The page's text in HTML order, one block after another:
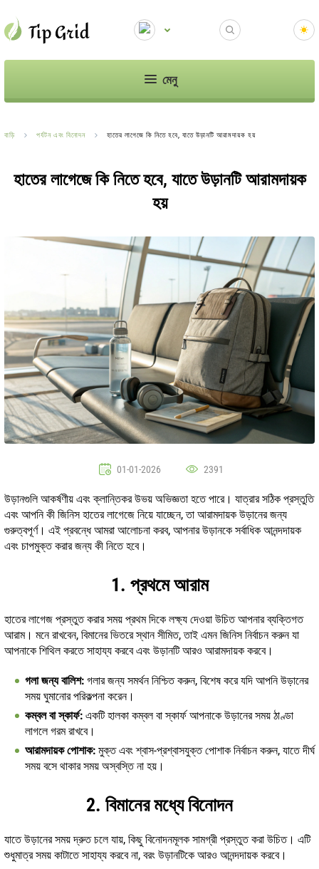
মেনু
বাড়ি পর্যটন এবং বিনোদন হাতের লাগেজে কি নিতে হবে, যাতে উড়ানটি আরামদায়ক হয়
হাতের লাগেজে কি নিতে হবে, যাতে উড়ানটি আরামদায়ক
হয়
01-01-2026 2391
উড়ানগুলি আকর্ষণীয় এবং ক্লান্তিকর উভয় অভিজ্ঞতা হতে পারে। যাত্রার সঠিক প্রস্তুতি
এবং আপনি কী জিনিস হাতের লাগেজে নিয়ে যাচ্ছেন, তা আরামদায়ক উড়ানের জন্য
গুরুত্বপূর্ণ। এই প্রবন্ধে আমরা আলোচনা করব, আপনার উড়ানকে সর্বাধিক আনন্দদায়ক
এবং চাপমুক্ত করার জন্য কী নিতে হবে।
1. প্রথমে আরাম
হাতের লাগেজ প্রস্তুত করার সময় প্রথম দিকে লক্ষ্য দেওয়া উচিত আপনার ব্যক্তিগত
আরাম। মনে রাখবেন, বিমানের ভিতরে স্থান সীমিত, তাই এমন জিনিস নির্বাচন করুন যা
আপনাকে শিথিল করতে সাহায্য করবে এবং উড়ানটি আরও আরামদায়ক করবে।
গলা জন্য বালিশ: গলার জন্য সমর্থন নিশ্চিত করুন, বিশেষ করে যদি আপনি উড়ানের
সময় ঘুমানোর পরিকল্পনা করেন।
কম্বল বা স্কার্ফ: একটি হালকা কম্বল বা স্কার্ফ আপনাকে উড়ানের সময় ঠাণ্ডা
লাগলে গরম রাখবে।
আরামদায়ক পোশাক: মুক্ত এবং শ্বাস-প্রশ্বাসযুক্ত পোশাক নির্বাচন করুন, যাতে দীর্ঘ
সময় বসে থাকার সময় অস্বস্তি না হয়।
2. বিমানের মধ্যে বিনোদন
যাতে উড়ানের সময় দ্রুত চলে যায়, কিছু বিনোদনমূলক সামগ্রী প্রস্তুত করা উচিত। এটি
শুধুমাত্র সময় কাটাতে সাহায্য করবে না, বরং উড়ানটিকে আরও আনন্দদায়ক করবে।